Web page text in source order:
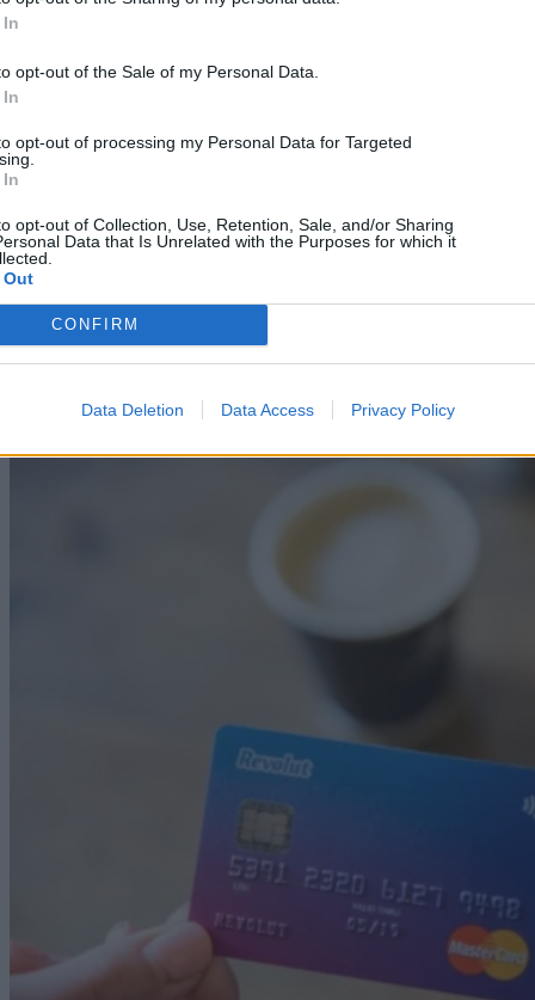
opt-out of the Sale of my Personal Data.
opt-out of processing my Personal Data for Targeted
opt-out of Collection, Use, Retention, Sale, and/or Sharing
Data that Is Unrelated with the Purposes for which it
CONFIRM
Data Deletion Data Access Privacy Policy
Email*
This site uses Akismet to reduce spam.Learn how your comment
data is processed.
Διαφήμιση
Continue Reading